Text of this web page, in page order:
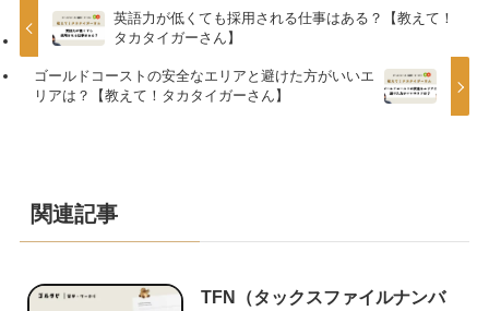
英語力が低くても採用される仕事はある？【教えて！
タカタイガーさん】
ゴールドコーストの安全なエリアと避けた方がいいエ
リアは？【教えて！タカタイガーさん】
関連記事
TFN（タックスファイルナンバ